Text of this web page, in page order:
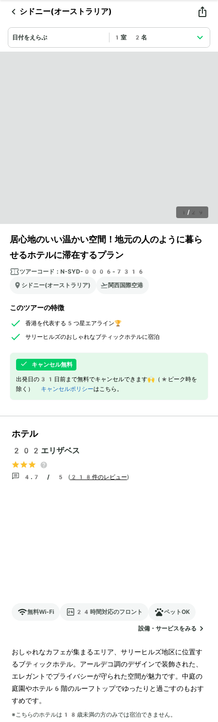
シドニー(オーストラリア)
日付をえらぶ 1室 2名
1 / 29
居心地のいい温かい空間！地元の人のように暮ら
せるホテルに滞在するプラン
ツアーコード： N-SYD-0006-7316
シドニー(オーストラリア)
関西国際空港
このツアーの特徴
香港を代表する5つ星エアライン🏆
サリーヒルズのおしゃれなブティックホテルに宿泊
キャンセル無料
出発日の31日前まで無料でキャンセルできます🙌（*ピーク時を
除く） キャンセルポリシーはこちら。
ホテル
202エリザベス
4.7 / 5 ( 218件のレビュー)
無料Wi-Fi 24時間対応のフロント ペットOK
設備・サービスをみる
おしゃれなカフェが集まるエリア、サリーヒルズ地区に位置す
るブティックホテル。アールデコ調のデザインで装飾された、
エレガントでプライバシーが守られた空間が魅力です。中庭の
庭園やホテル6階のルーフトップでゆったりと過ごすのもおす
すめです。
※こちらのホテルは 18 歳未満の方のみでは宿泊できません。